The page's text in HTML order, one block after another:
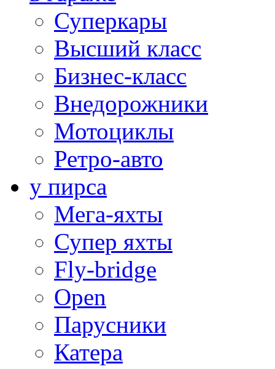
Суперкары
Высший класс
Бизнес-класс
Внедорожники
Мотоциклы
Ретро-авто
у пирса
Мега-яхты
Супер яхты
Fly-bridge
Open
Парусники
Катера